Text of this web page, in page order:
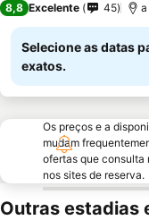
8,8 Excelente 45
Selecione as datas
exatos.
Os preços e a
mudam
ofertas que consulta
nos sites de reserva.
Outras estadias